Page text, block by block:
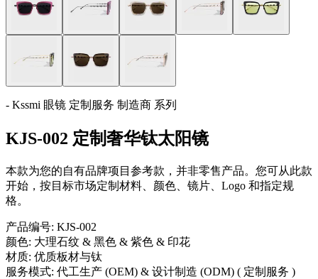
- Kssmi 眼镜 定制服务 制造商 系列
KJS-002 定制奢华钛太阳镜
本款为您的自有品牌项目参考款，并非零售产品。您可从此款
开始，按目标市场定制材料、颜色、镜片、Logo 和指定规
格。
产品编号: KJS-002
颜色: 大理石纹 & 黑色 & 紫色 & 印花
材质: 优质板材与钛
服务模式: 代工生产 (OEM) & 设计制造 (ODM) ( 定制服务 )